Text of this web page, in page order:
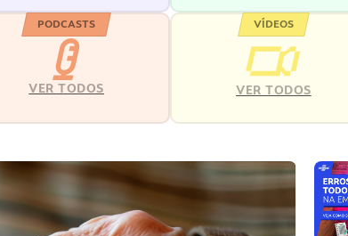
PODCASTS
VER TODOS
VÍDEOS
VER TODOS